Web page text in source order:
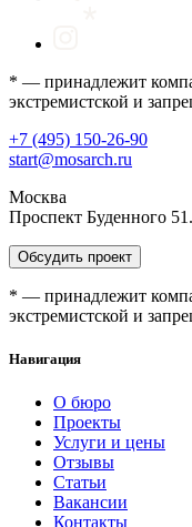
* — принадлежит
экстремистской и
+7 (495) 150-26-90
start@mosarch.ru
Москва
Проспект Буденного
Обсудить проект
* — принадлежит
экстремистской и
Навигация
О бюро
Проекты
Услуги и цены
Отзывы
Статьи
Вакансии
Контакты